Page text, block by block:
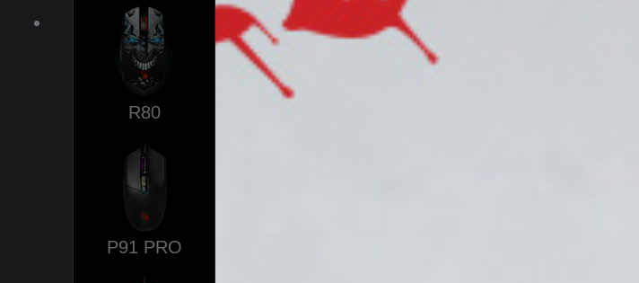
下載
R80
P91 PRO